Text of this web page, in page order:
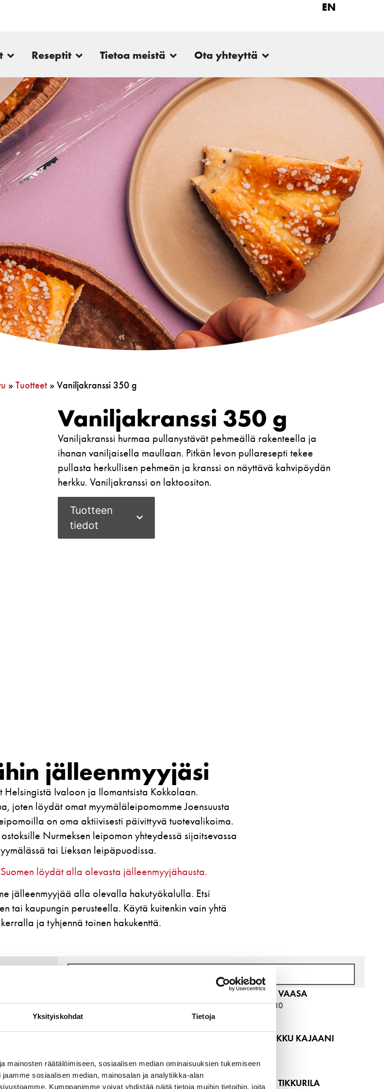
Yksityiskohdat Tietoja
mainosten räätälöimiseen, sosiaalisen median ominaisuuksien tukemiseen
sosiaalisen median, mainosalan ja analytiikka-alan
Kumppanimme voivat yhdistää näitä tietoja muihin tietoihin, joita
EN
Reseptit Tietoa meistä Ota yhteyttä
» Tuotteet» Vaniljakranssi 350 g
Vaniljakranssi 350 g
Vaniljakranssi hurmaa pullanystävät pehmeällä rakenteella ja
ihanan vaniljaisella maullaan. Pitkän levon pullaresepti tekee
pullasta herkullisen pehmeän ja kranssi on näyttävä kahvipöydän
herkku. Vaniljakranssi on laktoositon.
Tuotteen
tiedot
jälleenmyyjäsi
Helsingistä Ivaloon ja Ilomantsista Kokkolaan.
joten löydät omat myymäläleipomomme Joensuusta
on oma aktiivisesti päivittyvä tuotevalikoima.
Nurmeksen leipomon yhteydessä sijaitsevassa
tai Lieksan leipäpuodissa.
löydät alla olevasta jälleenmyyjähausta.
jälleenmyyjää alla olevalla hakutyökalulla. Etsi
tai kaupungin perusteella. Käytä kuitenkin vain yhtä
ja tyhjennä toinen hakukenttä.
KUMPULANTIE 15
00510HELSINKI
WOLT MARKET VAASA
PITKÄKATU 28-30
00880HELSINKI
METRO PIKATUKKU KAJAANI
87400KAJAANI
WOLT MARKET TURKU WOLT MARKET TIKKURILA